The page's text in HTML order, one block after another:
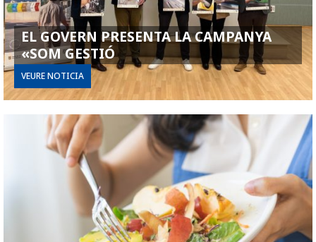
EL GOVERN PRESENTA LA CAMPANYA
«SOM GESTIÓ
VEURE NOTICIA